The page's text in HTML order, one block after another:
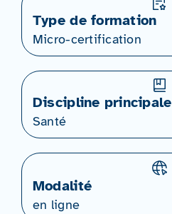
Type de formation
Micro-certification
Discipline principale
Santé
Modalité
en ligne